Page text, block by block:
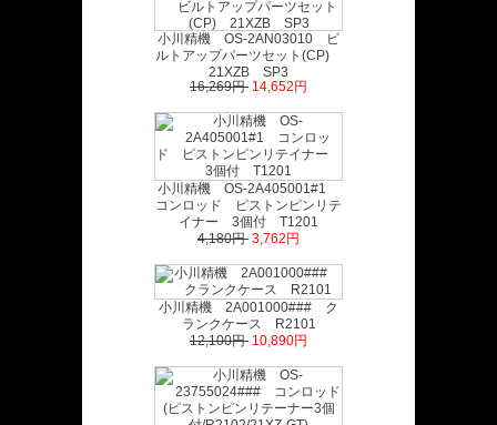
小川精機 OS-2AN03010 ビ
ルトアップパーツセット(CP)
21XZB SP3
16,269円 14,652円
小川精機 OS-2A405001#1
コンロッド ピストンピンリテ
イナー 3個付 T1201
4,180円 3,762円
小川精機 2A001000### ク
ランクケース R2101
12,100円 10,890円